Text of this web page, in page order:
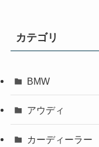
カテゴリ
BMW
アウディ
カーディーラー